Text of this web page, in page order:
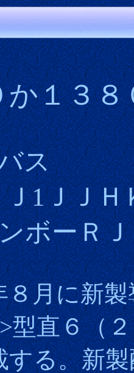
か１３８
ス
Ｊ1ＪＪ
ボーＲＪ
月に新製
型直６（
する。新